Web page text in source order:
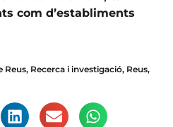
com d’establiments
Reus, Recerca i investigació, Reus,